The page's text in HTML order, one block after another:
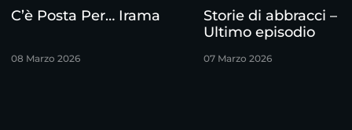
C’è Posta Per… Irama
08 Marzo 2026
Storie di abbracci –
Ultimo episodio
07 Marzo 2026